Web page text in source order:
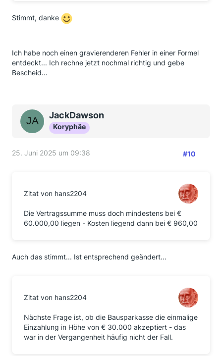
Stimmt, danke
Ich habe noch einen gravierenderen Fehler in einer Formel
entdeckt... Ich rechne jetzt nochmal richtig und gebe
Bescheid...
JackDawson
Koryphäe
25. Juni 2025 um 09:38 #10
Zitat von hans2204
Die Vertragssumme muss doch mindestens bei €
60.000,00 liegen - Kosten liegend dann bei € 960,00
Auch das stimmt... Ist entsprechend geändert...
Zitat von hans2204
Nächste Frage ist, ob die Bausparkasse die einmalige
Einzahlung in Höhe von € 30.000 akzeptiert - das
war in der Vergangenheit häufig nicht der Fall.